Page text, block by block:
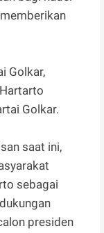
Golkar,
Golkar.
saat ini,
sebagai
presiden